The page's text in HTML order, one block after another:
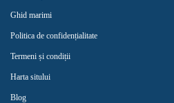
Ghid marimi
Politica de confidențialitate
Termeni și condiții
Harta sitului
Blog